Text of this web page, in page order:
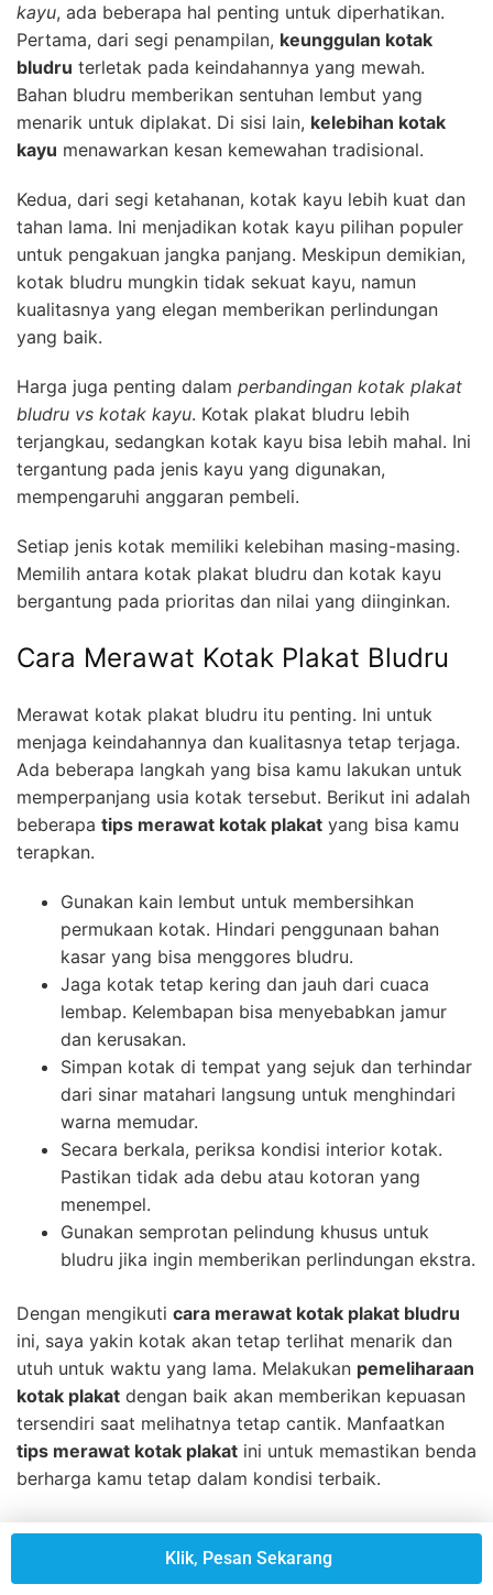
kayu, ada beberapa hal penting untuk diperhatikan.
Pertama, dari segi penampilan, keunggulan kotak
bludru terletak pada keindahannya yang mewah.
Bahan bludru memberikan sentuhan lembut yang
menarik untuk diplakat. Di sisi lain, kelebihan kotak
kayu menawarkan kesan kemewahan tradisional.
Kedua, dari segi ketahanan, kotak kayu lebih kuat dan
tahan lama. Ini menjadikan kotak kayu pilihan populer
untuk pengakuan jangka panjang. Meskipun demikian,
kotak bludru mungkin tidak sekuat kayu, namun
kualitasnya yang elegan memberikan perlindungan
yang baik.
Harga juga penting dalam perbandingan kotak plakat
bludru vs kotak kayu. Kotak plakat bludru lebih
terjangkau, sedangkan kotak kayu bisa lebih mahal. Ini
tergantung pada jenis kayu yang digunakan,
mempengaruhi anggaran pembeli.
Setiap jenis kotak memiliki kelebihan masing-masing.
Memilih antara kotak plakat bludru dan kotak kayu
bergantung pada prioritas dan nilai yang diinginkan.
Cara Merawat Kotak Plakat Bludru
Merawat kotak plakat bludru itu penting. Ini untuk
menjaga keindahannya dan kualitasnya tetap terjaga.
Ada beberapa langkah yang bisa kamu lakukan untuk
memperpanjang usia kotak tersebut. Berikut ini adalah
beberapa tips merawat kotak plakat yang bisa kamu
terapkan.
Gunakan kain lembut untuk membersihkan
permukaan kotak. Hindari penggunaan bahan
kasar yang bisa menggores bludru.
Jaga kotak tetap kering dan jauh dari cuaca
lembap. Kelembapan bisa menyebabkan jamur
dan kerusakan.
Simpan kotak di tempat yang sejuk dan terhindar
dari sinar matahari langsung untuk menghindari
warna memudar.
Secara berkala, periksa kondisi interior kotak.
Pastikan tidak ada debu atau kotoran yang
menempel.
Gunakan semprotan pelindung khusus untuk
bludru jika ingin memberikan perlindungan ekstra.
Dengan mengikuti cara merawat kotak plakat bludru
ini, saya yakin kotak akan tetap terlihat menarik dan
utuh untuk waktu yang lama. Melakukan pemeliharaan
kotak plakat dengan baik akan memberikan kepuasan
tersendiri saat melihatnya tetap cantik. Manfaatkan
tips merawat kotak plakat ini untuk memastikan benda
berharga kamu tetap dalam kondisi terbaik.
Langkah Deskripsi
1. Bersihkan Gunakan kain lembut untuk
Klik, Pesan Sekarang